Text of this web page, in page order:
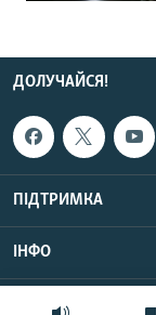
ДОЛУЧАЙСЯ!
ПІДТРИМКА
ІНФО